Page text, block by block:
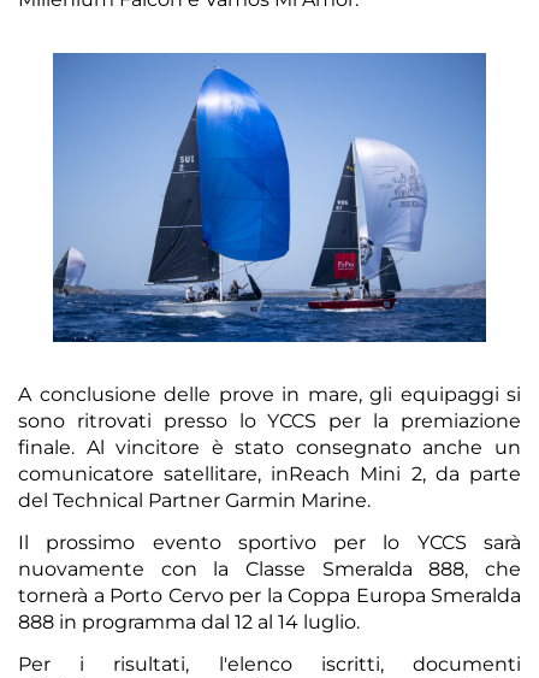
A conclusione delle prove in mare, gli equipaggi si
sono ritrovati presso lo YCCS per la premiazione
finale. Al vincitore è stato consegnato anche un
comunicatore satellitare, inReach Mini 2, da parte
del Technical Partner Garmin Marine.
Il prossimo evento sportivo per lo YCCS sarà
nuovamente con la Classe Smeralda 888, che
tornerà a Porto Cervo per la Coppa Europa Smeralda
888 in programma dal 12 al 14 luglio.
Per i risultati, l'elenco iscritti,documenti